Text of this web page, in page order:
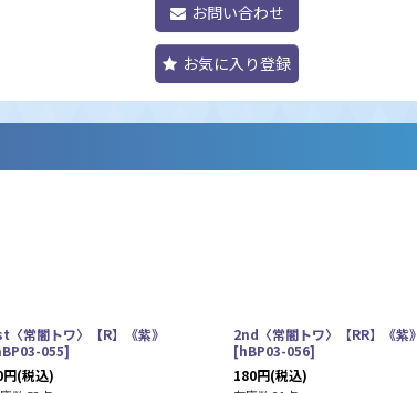
お問い合わせ
お気に入り登録
〈常闇トワ〉【R】《紫》
055]
円(税込)
2nd〈常闇トワ〉【RR】《紫》
[hBP03-056]
180円(税込)